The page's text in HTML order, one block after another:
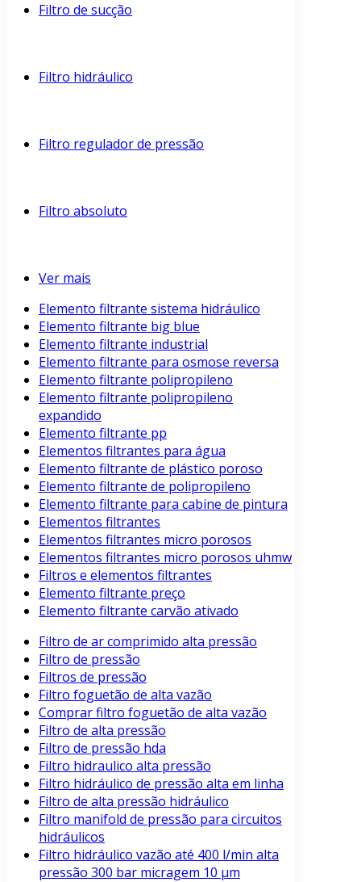
Filtro de sucção
Filtro hidráulico
Filtro regulador de pressão
Filtro absoluto
Ver mais
Elemento filtrante sistema hidráulico
Elemento filtrante big blue
Elemento filtrante industrial
Elemento filtrante para osmose reversa
Elemento filtrante polipropileno
Elemento filtrante polipropileno
expandido
Elemento filtrante pp
Elementos filtrantes para água
Elemento filtrante de plástico poroso
Elemento filtrante de polipropileno
Elemento filtrante para cabine de pintura
Elementos filtrantes
Elementos filtrantes micro porosos
Elementos filtrantes micro porosos uhmw
Filtros e elementos filtrantes
Elemento filtrante preço
Elemento filtrante carvão ativado
Filtro de ar comprimido alta pressão
Filtro de pressão
Filtros de pressão
Filtro foguetão de alta vazão
Comprar filtro foguetão de alta vazão
Filtro de alta pressão
Filtro de pressão hda
Filtro hidraulico alta pressão
Filtro hidráulico de pressão alta em linha
Filtro de alta pressão hidráulico
Filtro manifold de pressão para circuitos
hidráulicos
Filtro hidráulico vazão até 400 l/min alta
pressão 300 bar micragem 10 μm